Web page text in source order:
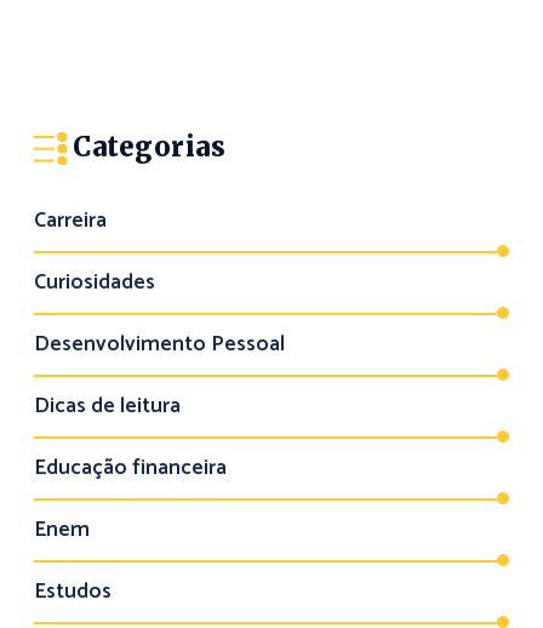
Categorias
Carreira
Curiosidades
Desenvolvimento Pessoal
Dicas de leitura
Educação financeira
Enem
Estudos